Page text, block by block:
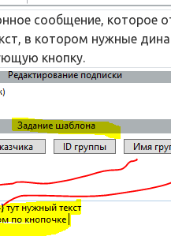
сообщение, которое
в котором нужные
кнопку.